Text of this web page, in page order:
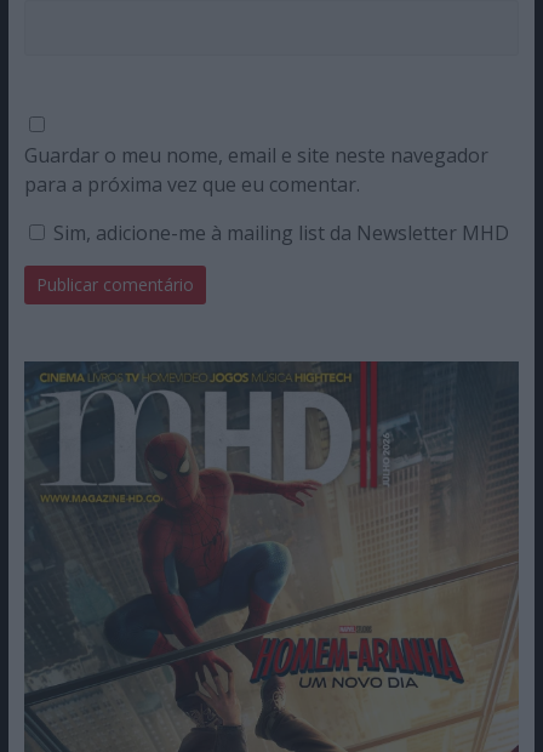
Guardar o meu nome, email e site neste navegador
para a próxima vez que eu comentar.
Sim, adicione-me à mailing list da Newsletter MHD